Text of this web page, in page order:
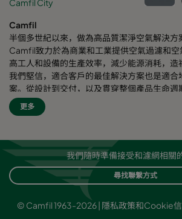
Camfil
半個多世紀以來，做為高品質潔淨空氣解決方
Camfil致力於為商業和工業提供空氣過濾和
高工人和設備的生產效率，減少能源消耗，造
我們堅信，適合客戶的最佳解決方案也是適合
案。從設計到交付，以及貫穿整個產品生命
終考慮我們的事業對周圍員工乃至對整個世界
新的問題解決方案、創新的設計、精準的工藝
人都能輕鬆呼吸潔淨空氣。Camfil自豪地為
我們的客戶來自不同行業和不同區域，遍佈世
致力於保護人員健康、工藝流程以及環境安全。
更多
我們隨時準備接受和濾網相關
尋找聯繫方式
© Camfil 1963-2026 | 隱私政策和Cookie